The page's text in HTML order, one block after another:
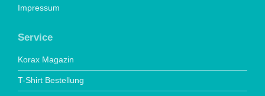
Impressum
Service
Korax Magazin
T-Shirt Bestellung